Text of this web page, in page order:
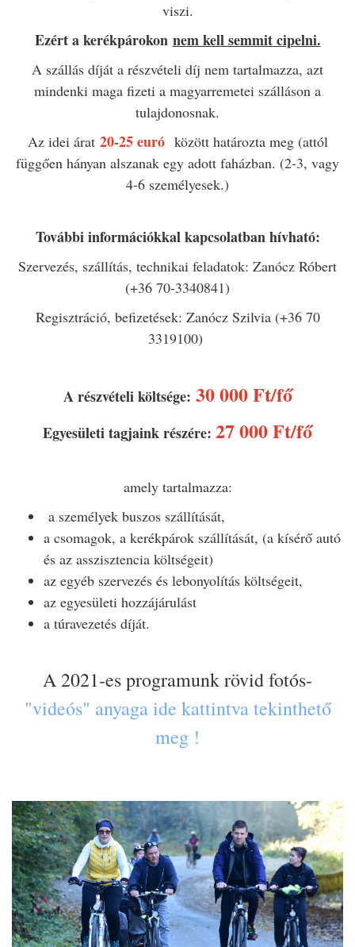
viszi.
Ezért a kerékpárokon nem kell semmit cipelni.
A szállás díját a részvételi díj nem tartalmazza, azt
mindenki maga fizeti a magyarremetei szálláson a
tulajdonosnak.
Az idei árat 20-25 euró között határozta meg (attól
függően hányan alszanak egy adott faházban. (2-3, vagy
4-6 személyesek.)
További információkkal kapcsolatban hívható:
Szervezés, szállítás, technikai feladatok: Zanócz Róbert
(+36 70-3340841)
Regisztráció, befizetések: Zanócz Szilvia (+36 70
3319100)
A részvételi költsége: 30 000 Ft/fő
Egyesületi tagjaink részére: 27 000 Ft/fő
amely tartalmazza:
a személyek buszos szállítását,
a csomagok, a kerékpárok szállítását, (a kísérő autó
és az asszisztencia költségeit)
az egyéb szervezés és lebonyolítás költségeit,
az egyesületi hozzájárulást
a túravezetés díját.
A 2021-es programunk rövid fotós-
"videós" anyaga ide kattintva tekinthető
meg !